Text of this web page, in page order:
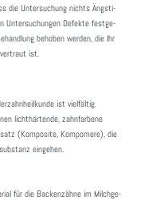
die Unter­su­chung nichts Ängs­ti­
Unter­su­chungen Defekte fest­ge­
behoben werden, die Ihr
ist.
ist viel­fältig.
licht­här­tende, zahn­far­bene
(Kompo­site, Kompo­mere), die
eingehen.
für die Backen­zähne im Milch­ge­